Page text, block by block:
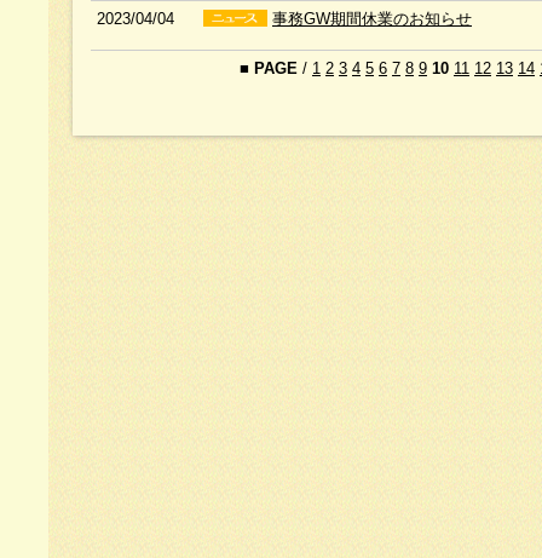
2023/04/04 事務GW期間休業のお知らせ
■ PAGE / 1 2 3 4 5 6 7 8 9 10 11 12 13 14